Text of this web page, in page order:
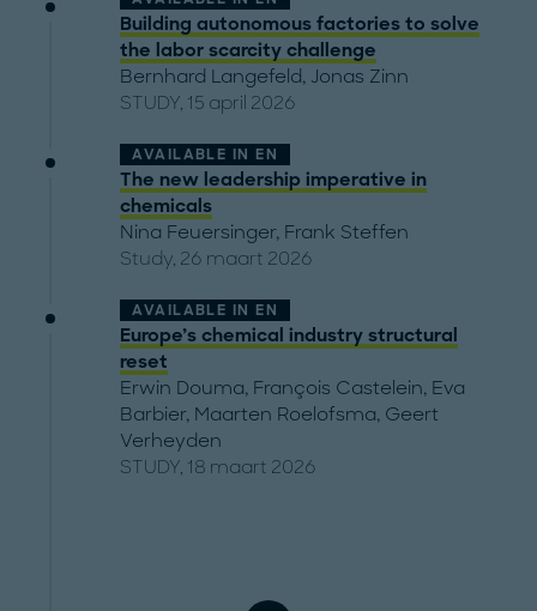
Building autonomous factories to solve
the labor scarcity challenge
Bernhard Langefeld, Jonas Zinn
STUDY, 15 april 2026
AVAILABLE IN EN
The new leadership imperative in
chemicals
Nina Feuersinger, Frank Steffen
Study, 26 maart 2026
AVAILABLE IN EN
Europe’s chemical industry structural
reset
Erwin Douma, François Castelein, Eva
Barbier, Maarten Roelofsma, Geert
Verheyden
STUDY, 18 maart 2026